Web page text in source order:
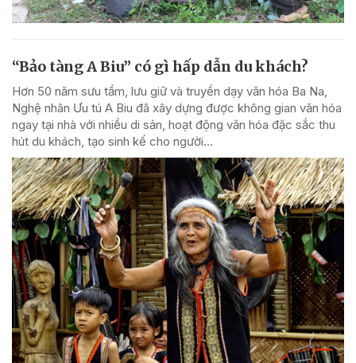
“Bảo tàng A Biu” có gì hấp dẫn du khách?
Hơn 50 năm sưu tầm, lưu giữ và truyền dạy văn hóa Ba Na,
Nghệ nhân Ưu tú A Biu đã xây dựng được không gian văn hóa
ngay tại nhà với nhiều di sản, hoạt động văn hóa đặc sắc thu
hút du khách, tạo sinh kế cho người...